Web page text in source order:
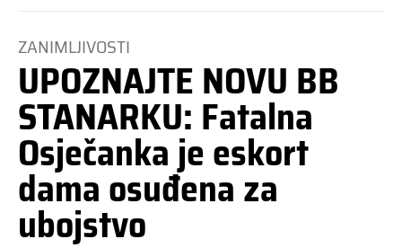
ZANIMLJIVOSTI
UPOZNAJTE NOVU BB
STANARKU: Fatalna
Osječanka je eskort
dama osuđena za
ubojstvo